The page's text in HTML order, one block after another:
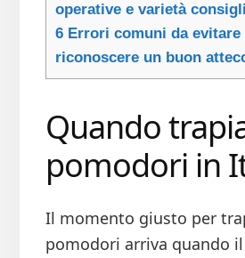
operative e varietà
6Errori comuni da evitare
riconoscere un buon
Quando
pomodori in
Il momento giusto per
pomodori arriva quando